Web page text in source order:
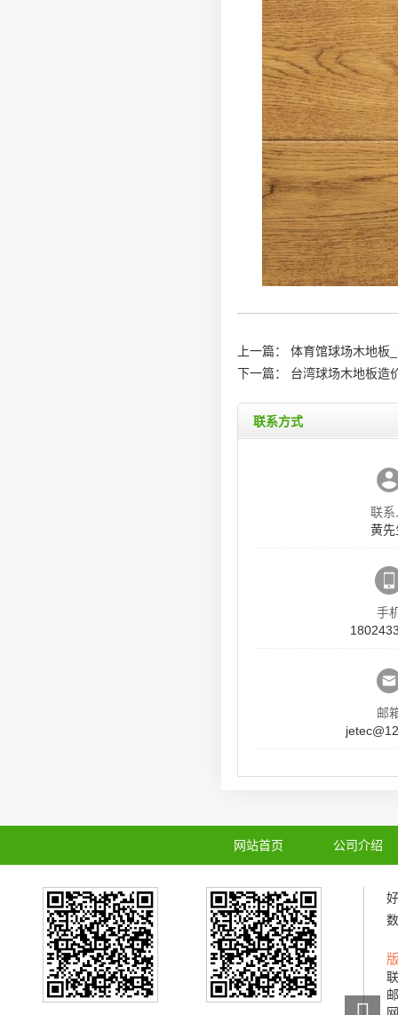
上一篇：
体育馆球场木地板
下一篇：
台湾球场木地板造
联系方式
联系
黄先
手
邮
网站首页 公司介绍